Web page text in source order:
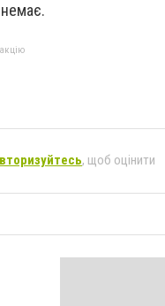
, щоб оцінити